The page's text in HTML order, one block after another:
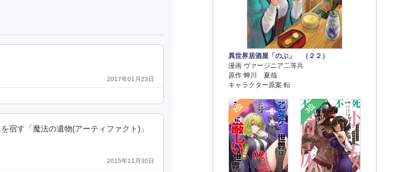
2017年01月23日
宿す「魔法の遺物(アーティファクト)」
2015年11月30日
異世界居酒屋「のぶ」 （２２）
漫画 ヴァージニア二等兵
原作 蝉川 夏哉
キャラクター原案 転
2位 3位